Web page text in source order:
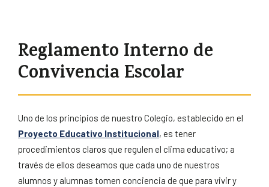
Reglamento Interno de
Convivencia Escolar
Uno de los principios de nuestro Colegio, establecido en el
Proyecto Educativo Institucional, es tener
procedimientos claros que regulen el clima educativo; a
través de ellos deseamos que cada uno de nuestros
alumnos y alumnas tomen conciencia de que para vivir y